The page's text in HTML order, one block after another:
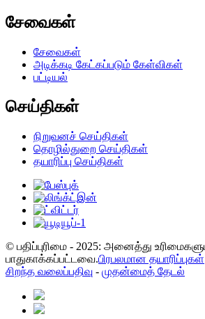
சேவைகள்
சேவைகள்
அடிக்கடி கேட்கப்படும் கேள்விகள்
பட்டியல்
செய்திகள்
நிறுவனச் செய்திகள்
தொழில்துறை செய்திகள்
தயாரிப்பு செய்திகள்
© பதிப்புரிமை - 2025: அனைத்து
பாதுகாக்கப்பட்டவை.பிரபலமான தயாரிப்புகள்
சிறந்த வலைப்பதிவு - முதன்மைத் தேடல்